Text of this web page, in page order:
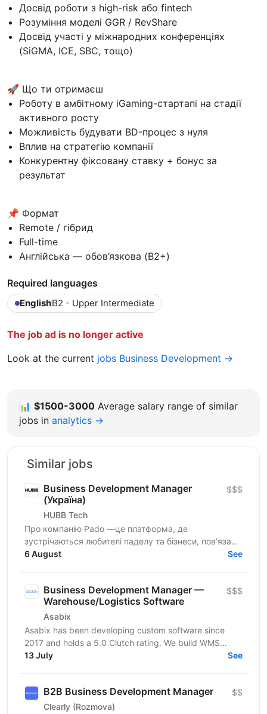
Досвід роботи з high-risk або fintech
Розуміння моделі GGR / RevShare
Досвід участі у міжнародних конференціях
(SiGMA, ICE, SBC, тощо)
🚀 Що ти отримаєш
Роботу в амбітному iGaming-стартапі на стадії
активного росту
Можливість будувати BD-процес з нуля
Вплив на стратегію компанії
Конкурентну фіксовану ставку + бонус за
результат
📌 Формат
Remote / гібрид
Full-time
Англійська — обов’язкова (B2+)
Required languages
EnglishB2 - Upper Intermediate
The job ad is no longer active
Look at the current jobs Business Development →
📊 $1500-3000 Average salary range of similar
jobs in analytics →
Similar jobs
Business Development Manager
(Україна)
HUBB Tech
$$$
Про компанію Pado —це платформа, де
зустрічаються любителі паделу та бізнеси, пов’язані
з цією грою. Ми створюємо простір для розвитку
6 August See
Business Development Manager —
Warehouse/Logistics Software
Asabix
$$$
Asabix has been developing custom software since
2017 and holds a 5.0 Clutch rating. We build WMS
platforms, customer portals, billing automation, and...
13 July See
B2B Business Development Manager
Clearly (Rozmova)
$$